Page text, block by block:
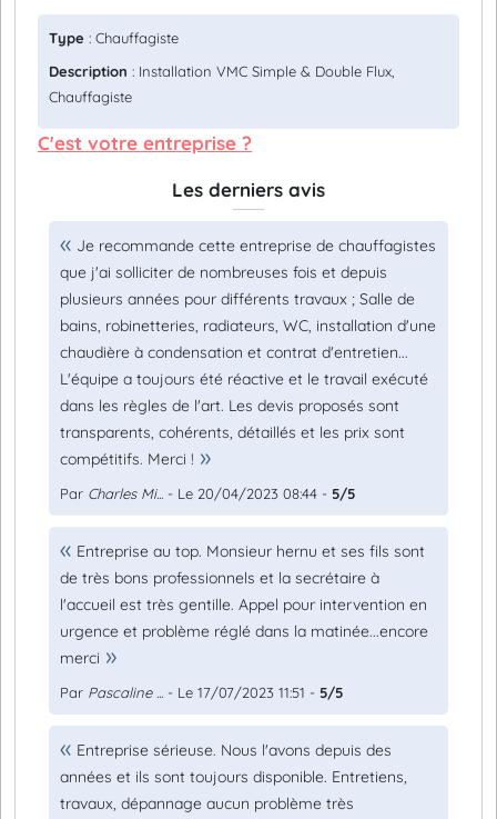
Type : Chauffagiste
Description : Installation VMC Simple & Double Flux,
Chauffagiste
C'est votre entreprise ?
Les derniers avis
Je recommande cette entreprise de chauffagistes
que j'ai solliciter de nombreuses fois et depuis
plusieurs années pour différents travaux ; Salle de
bains, robinetteries, radiateurs, WC, installation d'une
chaudière à condensation et contrat d'entretien...
L'équipe a toujours été réactive et le travail exécuté
dans les règles de l'art. Les devis proposés sont
transparents, cohérents, détaillés et les prix sont
compétitifs. Merci !
Par Charles Mi... - Le 20/04/2023 08:44 - 5/5
Entreprise au top. Monsieur hernu et ses fils sont
de très bons professionnels et la secrétaire à
l'accueil est très gentille. Appel pour intervention en
urgence et problème réglé dans la matinée...encore
merci
Par Pascaline ... - Le 17/07/2023 11:51 - 5/5
Entreprise sérieuse. Nous l'avons depuis des
années et ils sont toujours disponible. Entretiens,
travaux, dépannage aucun problème très